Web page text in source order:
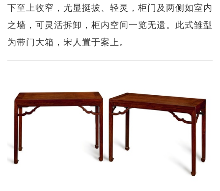
下至上收窄，尤显挺拔、轻灵，柜门及两侧如室内
之墙，可灵活拆卸，柜内空间一览无遗。此式雏型
为带门大箱，宋人置于案上。